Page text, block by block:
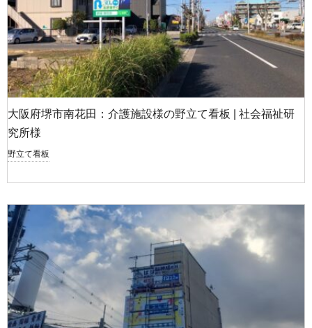
大阪府堺市南花田：介護施設様の野立て看板 | 社会福祉研
究所様
野立て看板